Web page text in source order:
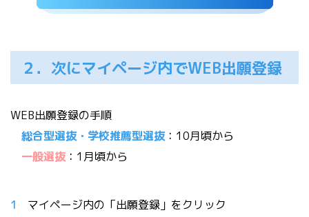
２．次にマイページ内でWEB出願登録
WEB出願登録の手順
総合型選抜・学校推薦型選抜：10月頃から
一般選抜 ：1月頃から
マイページ内の「出願登録」をクリック